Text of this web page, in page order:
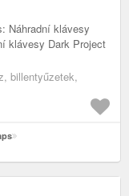
Náhradní klávesy
klávesy Dark Project
billentyűzetek,